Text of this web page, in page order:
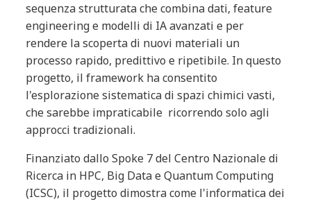
sequenza strutturata che combina dati, feature
engineering e modelli di IA avanzati e per
rendere la scoperta di nuovi materiali un
processo rapido, predittivo e ripetibile. In questo
progetto, il framework ha consentito
l'esplorazione sistematica di spazi chimici vasti,
che sarebbe impraticabile ricorrendo solo agli
approcci tradizionali.
Finanziato dallo Spoke 7 del Centro Nazionale di
Ricerca in HPC, Big Data e Quantum Computing
(ICSC), il progetto dimostra come l'informatica dei